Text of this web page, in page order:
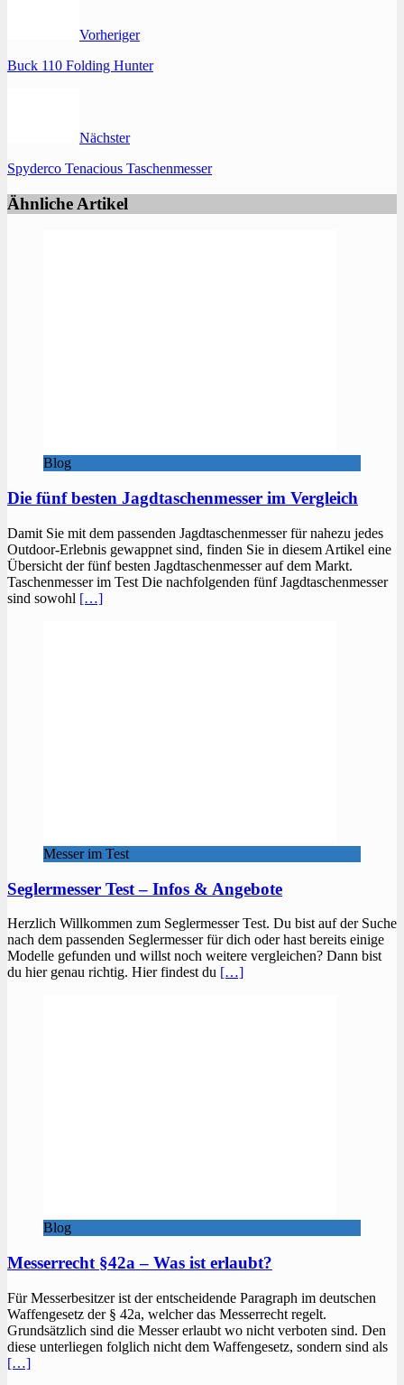
Vorheriger
Buck 110 Folding Hunter
Nächster
Spyderco Tenacious Taschenmesser
Ähnliche Artikel
Blog
Die fünf besten Jagdtaschenmesser im Vergleich
Damit Sie mit dem passenden Jagdtaschenmesser für nahezu jedes
Outdoor-Erlebnis gewappnet sind, finden Sie in diesem Artikel eine
Übersicht der fünf besten Jagdtaschenmesser auf dem Markt.
Taschenmesser im Test Die nachfolgenden fünf Jagdtaschenmesser
sind sowohl […]
Messer im Test
Seglermesser Test – Infos & Angebote
Herzlich Willkommen zum Seglermesser Test. Du bist auf der Suche
nach dem passenden Seglermesser für dich oder hast bereits einige
Modelle gefunden und willst noch weitere vergleichen? Dann bist
du hier genau richtig. Hier findest du […]
Blog
Messerrecht §42a – Was ist erlaubt?
Für Messerbesitzer ist der entscheidende Paragraph im deutschen
Waffengesetz der § 42a, welcher das Messerrecht regelt.
Grundsätzlich sind die Messer erlaubt wo nicht verboten sind. Den
diese unterliegen folglich nicht dem Waffengesetz, sondern sind als
[…]